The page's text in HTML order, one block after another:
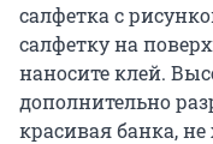
салфетка с
салфетку на
наносите клей.
дополнительно
красивая банка,